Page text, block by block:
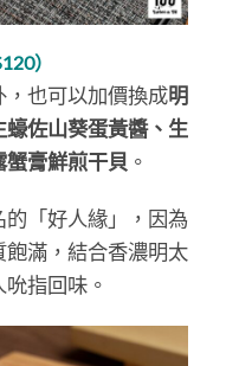
）
，也可以加價換成明
佐山葵蛋黃醬、生
膏鮮煎干貝 。
「好人緣」，因為
滿，結合香濃明太
指回味。